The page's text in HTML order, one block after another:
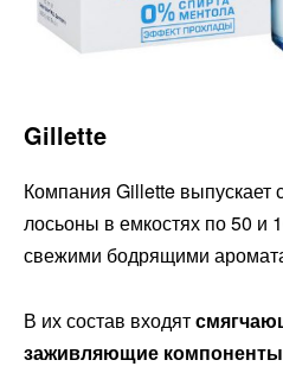
Gillette
Компания Gillette выпускает
лосьоны в емкостях по 50 и
свежими бодрящими
В их состав входят
заживляющие компоненты